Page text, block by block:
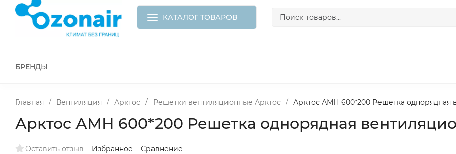
Корзина
КАТАЛОГ ТОВАРОВ
БРЕНДЫ
Главная / Вентиляция / Арктос / Решетки вентиляционные Арктос / Арктос АМН 600*200 Решетка однорядная
Арктос АМН 600*200 Решетка однорядная
Оставить отзыв Избранное Сравнение